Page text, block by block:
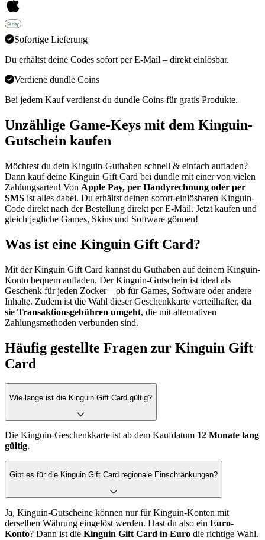
Sofortige Lieferung
Du erhältst deine Codes sofort per E-Mail – direkt einlösbar.
Verdiene dundle Coins
Bei jedem Kauf verdienst du dundle Coins für gratis Produkte.
Unzählige Game-Keys mit dem Kinguin-
Gutschein kaufen
Möchtest du dein Kinguin-Guthaben schnell & einfach aufladen?
Dann kauf deine Kinguin Gift Card bei dundle mit einer von vielen
Zahlungsarten! Von Apple Pay, per Handyrechnung oder per
SMS ist alles dabei. Du erhältst deinen sofort-einlösbaren Kinguin-
Code direkt nach der Bestellung direkt per E-Mail. Jetzt kaufen und
gleich jegliche Games, Skins und Software gönnen!
Was ist eine Kinguin Gift Card?
Mit der Kinguin Gift Card kannst du Guthaben auf deinem Kinguin-
Konto bequem aufladen. Der Kinguin-Gutschein ist ideal als
Geschenk für jeden Zocker – ob für Games, Software oder andere
Inhalte. Zudem ist die Wahl dieser Geschenkkarte vorteilhafter, da
sie Transaktionsgebühren umgeht, die mit alternativen
Zahlungsmethoden verbunden sind.
Häufig gestellte Fragen zur Kinguin Gift
Card
Wie lange ist die Kinguin Gift Card gültig?
Die Kinguin-Geschenkkarte ist ab dem Kaufdatum 12 Monate lang
gültig.
Gibt es für die Kinguin Gift Card regionale Einschränkungen?
Ja, Kinguin-Gutscheine können nur für Kinguin-Konten mit
derselben Währung eingelöst werden. Hast du also ein Euro-
Konto? Dann ist die Kinguin Gift Card in Euro die richtige Wahl.